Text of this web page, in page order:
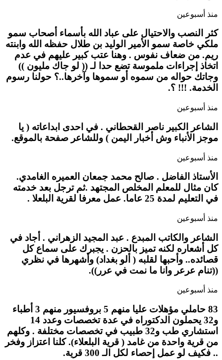
منذ أسبوعين
كثر النصب والاحتيال على عباد الله بأسماء أصحاب سمو
ملكي خاصة سمو الأمير الوليد بن طلال حفظه الله وابنته
ريم. من ضعاف نفوس . وهنا عتب كبير عليهم في عدم
اتخاذ إجراءات ملموسة تضع حدا لـ (( لو جاك مليون ))
وجاتك حواله من سموه أو سموها وآخرها..؟ حولنا رسوم
الخدمة. !!! ؟.
منذ أسبوعين
الشاعر الكبير ناصر القحطاني . في احدى ابداعاته ( يا
موجز الأنباء وش أخبار اليمن ) وللشاعر صفحة بالموقع.
منذ أسبوعين
الأستاذ الفاضل . صالح محمد جمعان العميره الغامدي.
كان مثال للمعلم المخلص المجتهد .ثم ترجل بعد خدمته
في التعليم لمدة 25 عاما. عمل معرفا لقرية البلعلا .
منذ أسبوعين
الشاعر والكاتب المبدع . عبد المجيد الزهراني . أجاد في
كل أشعاره لكنه تميز بالحزن . يجبرك على سماع كل
قصائده.. وأحبها لقلبه ( ألو بغداد) وأشهرها في نظري
((تنام عرعر وانا ما نمت في عرر)).
منذ أسبوعين
83 حاملي مؤهلات عليا منهم 5 بروفسيور منهم 3 أطباء
و32 يحملون الدكتوراه في عدة تخصصات وعدد 14
استشاري طب و32 طبيب في تخصصات مختلفة . وكلهم
من قرية واحدة من غامد ( قرية البلعلاء). كلنا اعتزاز وفخر
.. فكيف لو عمل إحصاء لكل الـ 300 قرية.